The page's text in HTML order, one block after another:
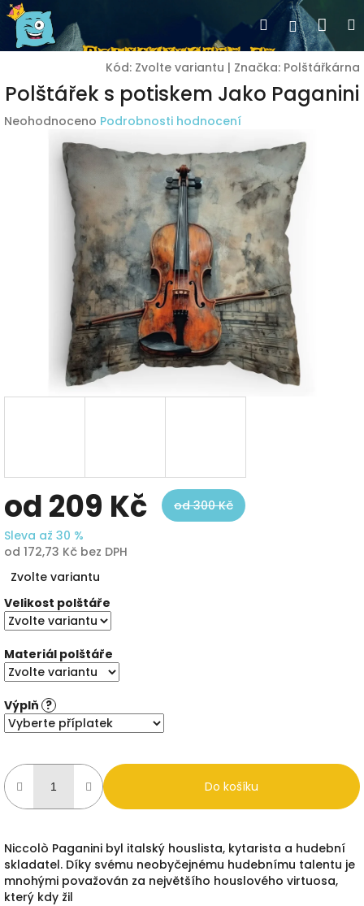
Přejít
na
obsah
Hledat
Kód: Zvolte variantu | Značka: Polštářkárna
Polštářek s potiskem Jako Paganini
Průměrné
Neohodnoceno Podrobnosti hodnocení
od209 Kč
od 300 Kč
Sleva až 30 %
od 172,73 Kč bez DPH
cena:
Zvolte variantu
Velikost polštáře
Materiál polštáře
Výplň ?
Do košíku
Niccolò Paganini byl italský houslista, kytarista a hudební
skladatel. Díky svému neobyčejnému hudebnímu talentu je
mnohými považován za největšího houslového virtuosa,
který kdy žil